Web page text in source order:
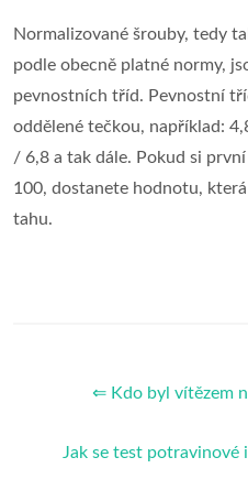
Normalizované šrouby, tedy
podle obecně platné normy,
pevnostních tříd. Pevnostní
oddělené tečkou, například:
/ 6,8 a tak dále. Pokud si
100, dostanete hodnotu,
tahu.
⇐ Kdo byl vítězem
Jak se test potravinové